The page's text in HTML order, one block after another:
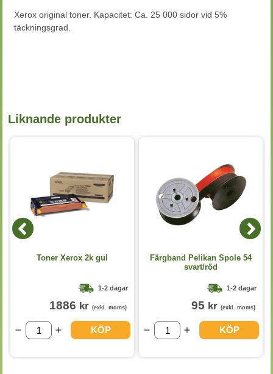
Xerox original toner. Kapacitet: Ca. 25 000 sidor vid 5%
täckningsgrad.
Liknande produkter
Toner Xerox 2k gul
1-2 dagar
1886 kr (exkl. moms)
KÖP
Färgband Pelikan Spole 54
svart/röd
1-2 dagar
95 kr (exkl. moms)
KÖP